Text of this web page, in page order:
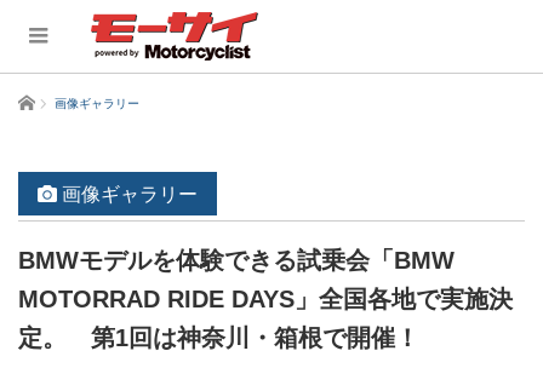
ホーム 画像ギャラリー
画像ギャラリー
BMWモデルを体験できる試乗会「BMW
MOTORRAD RIDE DAYS」全国各地で実施決
定。 第1回は神奈川・箱根で開催！